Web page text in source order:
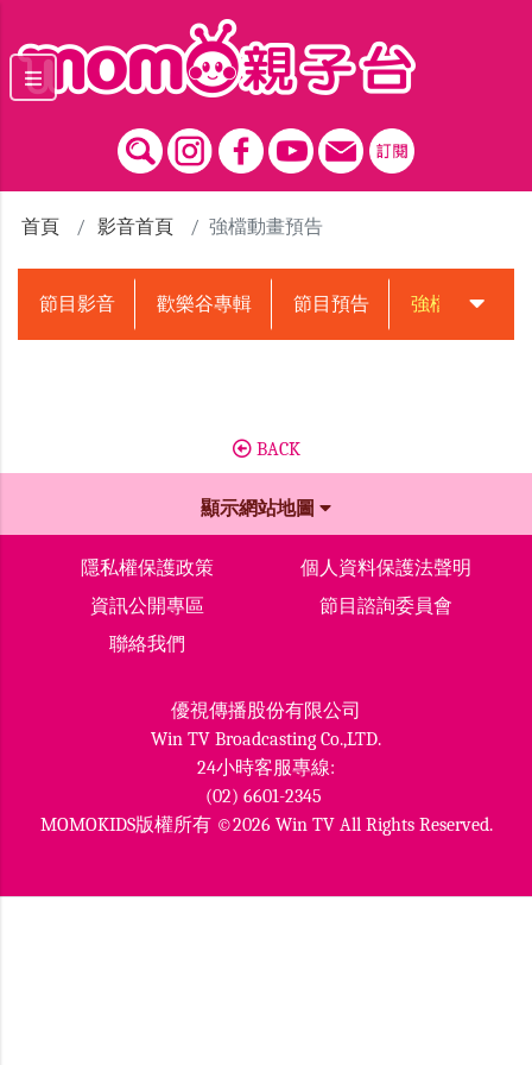
首頁 影音首頁 強檔動畫預告
節目影音 歡樂谷專輯 節目預告 強檔動畫預告
BACK
顯示網站地圖
隱私權保護政策
個人資料保護法聲明
資訊公開專區
節目諮詢委員會
聯絡我們
優視傳播股份有限公司
Win TV Broadcasting Co.,LTD.
24小時客服專線:
(02) 6601-2345
MOMOKIDS版權所有 ©2026 Win TV All Rights Reserved.